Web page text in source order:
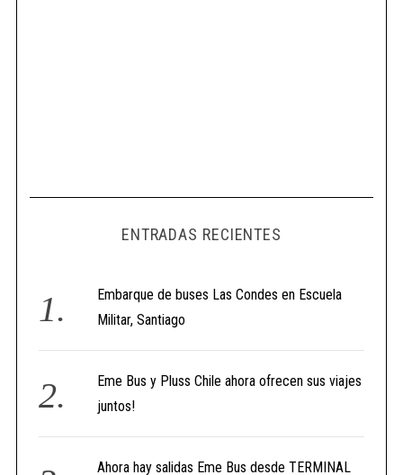
ENTRADAS RECIENTES
Embarque de buses Las Condes en Escuela
Militar, Santiago
Eme Bus y Pluss Chile ahora ofrecen sus viajes
juntos!
Ahora hay salidas Eme Bus desde TERMINAL